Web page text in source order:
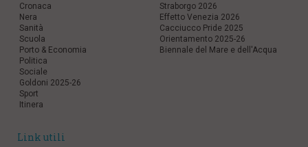
Cronaca
Nera
Sanità
Scuola
Porto & Economia
Politica
Sociale
Goldoni 2025-26
Sport
Itinera
Straborgo 2026
Effetto Venezia 2026
Cacciucco Pride 2025
Orientamento 2025-26
Biennale del Mare e dell'Acqua
Link utili